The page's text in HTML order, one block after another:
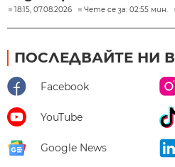
18:15, 07.08.2026 Чете се за: 02:55 мин.
ПОСЛЕДВАЙТЕ НИ В
Facebook
YouTube
Google News